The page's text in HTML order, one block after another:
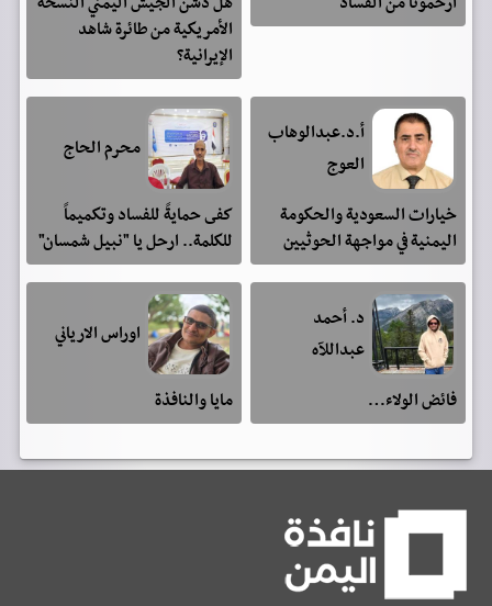
الأمريكية من طائرة شاهد
الإيرانية؟
أ.د.عبدالوهاب
العوج
خيارات السعودية والحكومة
اليمنية في مواجهة الحوثيين
محرم الحاج
كفى حمايةً للفساد وتكميماً
للكلمة.. ارحل يا "نبيل شمسان"
د. أحمد
عبداللآه
فائض الولاء…
اوراس الارياني
مايا والنافذة